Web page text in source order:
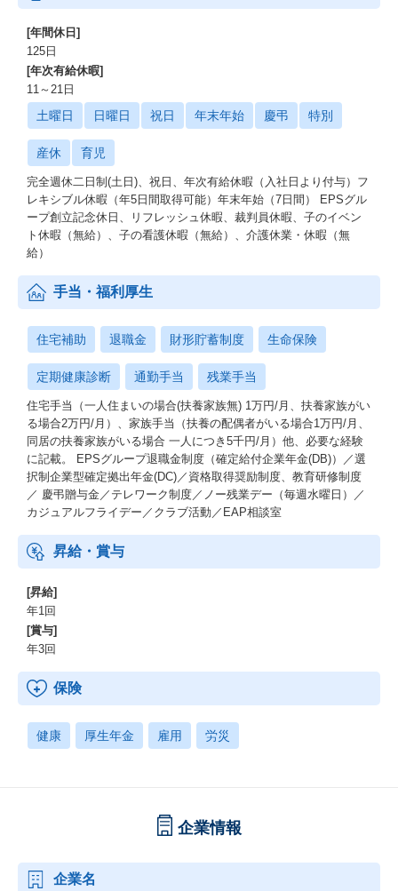
管理職 ：最終的には、ライン管理職としてマネジメントを行っ
て頂くことを想定しています。
また、出向によりグループ会社の総務責任者を担って頂く可能性
もあります。
●組織の雰囲気(人柄、仕事の進め方、コミュニケーション、どん
な人がマッチするかなど)
【雰囲気】
・業務範囲が広いため、全員で一緒にではなく、担当を割り振っ
て作業することが多いです。
そのため、自分で計画を立てて業務遂行が求められる場面が多
く、フレックスタイム制とあわせて、メリハリのあるワークライ
フバランスが実現できます。
・オフィスはフリーアドレスなので、必要に応じて一緒に作業す
る人の隣に座ったり、あえて離れた席で集中したりと、程よい距
離感の中で仕事ができる環境です。
【仕事の進め方】
・至急案件や期限のある業務を除き、基本的に自分で計画を立て
て業務遂行するスタイルになります。
このため、自分でミーティングを設定して、PJを前に進めるとい
った積極性も必要です。
・週次のグループミーティングなどで業務の進捗確認を行ってい
ます。
・口頭・メール・チャット・通話など多数のチャネルにて随時上
長に報連相できる環境が整っています。
[年間休日]
125日
[年次有給休暇]
11～21日
土曜日 日曜日 祝日 年末年始 慶弔 特別
産休 育児
完全週休二日制(土日)、祝日、年次有給休暇（入社日より付与）フ
レキシブル休暇（年5日間取得可能）年末年始（7日間） EPSグル
ープ創立記念休日、リフレッシュ休暇、裁判員休暇、子のイベン
ト休暇（無給）、子の看護休暇（無給）、介護休業・休暇（無
給）
手当・福利厚生
住宅補助 退職金 財形貯蓄制度 生命保険
定期健康診断 通勤手当 残業手当
住宅手当（一人住まいの場合(扶養家族無) 1万円/月、扶養家族がい
る場合2万円/月）、家族手当（扶養の配偶者がいる場合1万円/月、
同居の扶養家族がいる場合 一人につき5千円/月）他、必要な経験
に記載。 EPSグループ退職金制度（確定給付企業年金(DB)）／選
択制企業型確定拠出年金(DC)／資格取得奨励制度、教育研修制度
／ 慶弔贈与金／テレワーク制度／ノー残業デー（毎週水曜日）／
カジュアルフライデー／クラブ活動／EAP相談室
昇給・賞与
[昇給]
年1回
[賞与]
年3回
保険
健康 厚生年金 雇用 労災
企業情報
企業名